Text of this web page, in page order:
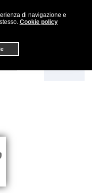
di navigazione e
Cookie policy